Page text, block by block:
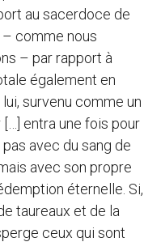
au sacerdoce de
– comme nous
– par rapport à
également en
lui, survenu comme un
entra une fois pour
avec du sang de
avec son propre
éternelle. Si,
taureaux et de la
ceux qui sont